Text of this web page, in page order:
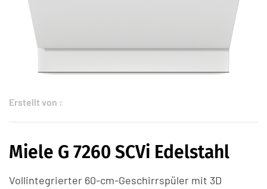
Erstellt von :
Miele G 7260 SCVi Edelstahl
Vollintegrierter 60-cm-Geschirrspüler mit 3D